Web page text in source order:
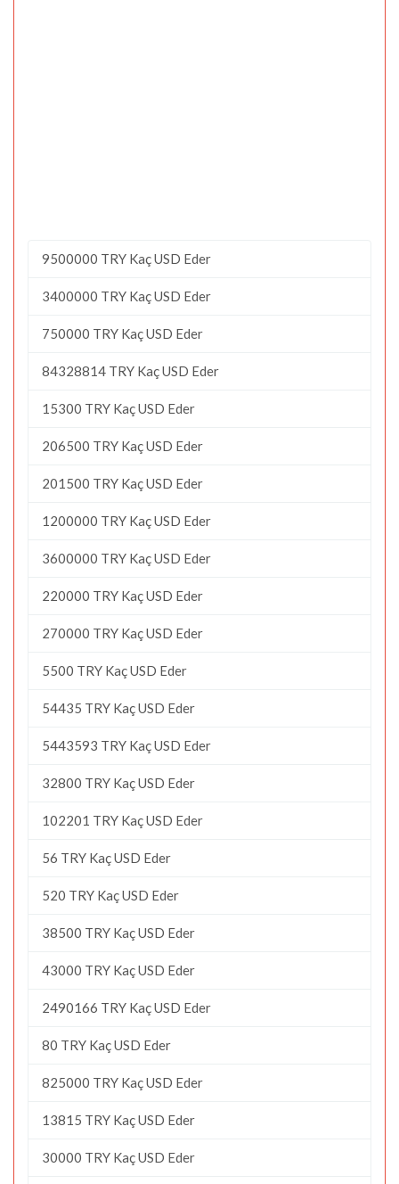
9500000 TRY Kaç USD Eder
3400000 TRY Kaç USD Eder
750000 TRY Kaç USD Eder
84328814 TRY Kaç USD Eder
15300 TRY Kaç USD Eder
206500 TRY Kaç USD Eder
201500 TRY Kaç USD Eder
1200000 TRY Kaç USD Eder
3600000 TRY Kaç USD Eder
220000 TRY Kaç USD Eder
270000 TRY Kaç USD Eder
5500 TRY Kaç USD Eder
54435 TRY Kaç USD Eder
5443593 TRY Kaç USD Eder
32800 TRY Kaç USD Eder
102201 TRY Kaç USD Eder
56 TRY Kaç USD Eder
520 TRY Kaç USD Eder
38500 TRY Kaç USD Eder
43000 TRY Kaç USD Eder
2490166 TRY Kaç USD Eder
80 TRY Kaç USD Eder
825000 TRY Kaç USD Eder
13815 TRY Kaç USD Eder
30000 TRY Kaç USD Eder